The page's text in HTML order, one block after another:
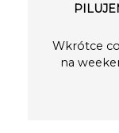
Wkrótce
na